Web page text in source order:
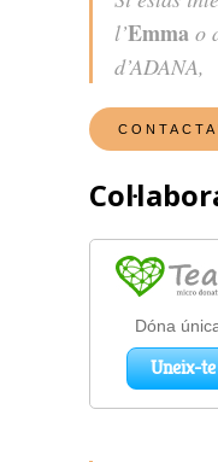
l’Emma o
d’ADANA,